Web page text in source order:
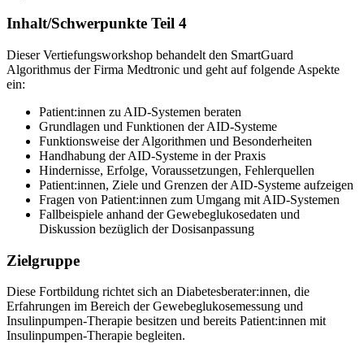
Inhalt/Schwerpunkte Teil 4
Dieser Vertiefungsworkshop behandelt den SmartGuard
Algorithmus der Firma Medtronic und geht auf folgende Aspekte
ein:
Patient:innen zu AID-Systemen beraten
Grundlagen und Funktionen der AID-Systeme
Funktionsweise der Algorithmen und Besonderheiten
Handhabung der AID-Systeme in der Praxis
Hindernisse, Erfolge, Voraussetzungen, Fehlerquellen
Patient:innen, Ziele und Grenzen der AID-Systeme aufzeigen
Fragen von Patient:innen zum Umgang mit AID-Systemen
Fallbeispiele anhand der Gewebeglukosedaten und
Diskussion bezüglich der Dosisanpassung
Zielgruppe
Diese Fortbildung richtet sich an Diabetesberater:innen, die
Erfahrungen im Bereich der Gewebeglukosemessung und
Insulinpumpen-Therapie besitzen und bereits Patient:innen mit
Insulinpumpen-Therapie begleiten.